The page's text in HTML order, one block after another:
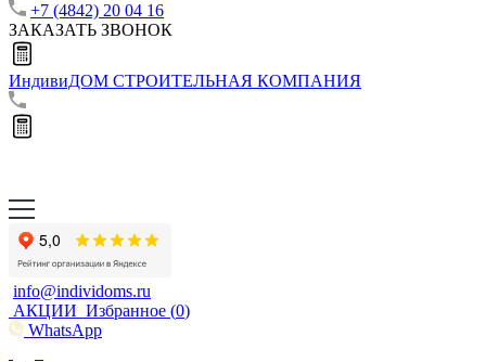
+7 (4842) 20 04 16
ЗАКАЗАТЬ ЗВОНОК
ИндивиДОМ СТРОИТЕЛЬНАЯ КОМПАНИЯ
info@individoms.ru
АКЦИИ Избранное (0)
WhatsApp